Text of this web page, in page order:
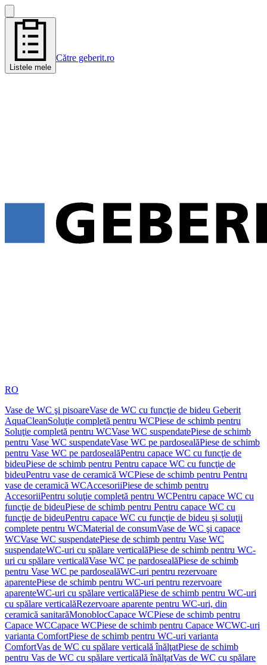
Listele mele
Către geberit.ro
RO
Vase de WC şi pisoareVase de WC cu funcţie de bideu Geberit
AquaCleanSoluţie completă pentru WCPiese de schimb pentru
Soluţie completă pentru WCVase WC suspendatePiese de schimb
pentru Vase WC suspendateVase WC pe pardosealăPiese de schimb
pentru Vase WC pe pardosealăPentru capace WC cu funcţie de
bideuPiese de schimb pentru Pentru capace WC cu funcţie de
bideuPentru vase de ceramică WCPiese de schimb pentru Pentru
vase de ceramică WCAccesoriiPiese de schimb pentru
AccesoriiPentru soluţie completă pentru WCPentru capace WC cu
funcţie de bideuPiese de schimb pentru Pentru capace WC cu
funcţie de bideuPentru capace WC cu funcţie de bideu şi soluţii
complete pentru WCMaterial de consumVase de WC şi capace
WCVase WC suspendatePiese de schimb pentru Vase WC
suspendateWC-uri cu spălare verticalăPiese de schimb pentru WC-
uri cu spălare verticalăVase WC pe pardosealăPiese de schimb
pentru Vase WC pe pardosealăWC-uri pentru rezervoare
aparentePiese de schimb pentru WC-uri pentru rezervoare
aparenteWC-uri cu spălare verticalăPiese de schimb pentru WC-uri
cu spălare verticalăRezervoare aparente pentru WC-uri, din
ceramică sanitarăMonoblocCapace WCPiese de schimb pentru
Capace WCCapace WCPiese de schimb pentru Capace WCWC-uri
varianta ComfortPiese de schimb pentru WC-uri varianta
ComfortVas de WC cu spălare verticală înălţatPiese de schimb
pentru Vas de WC cu spălare verticală înălţatVas de WC cu spălare